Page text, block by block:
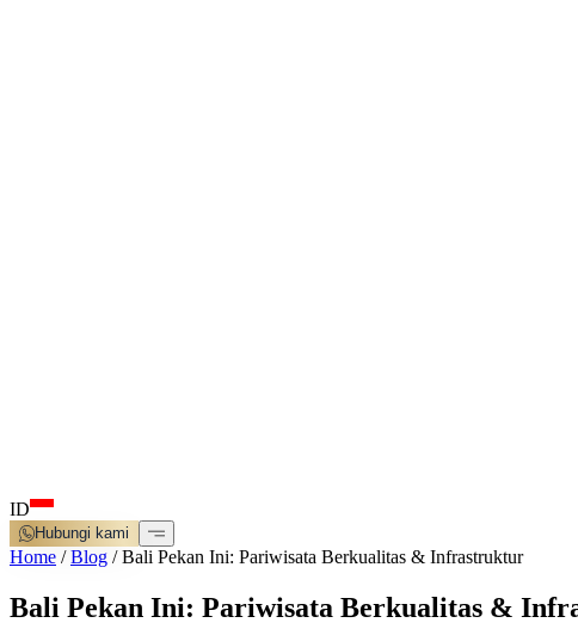
ID
Hubungi kami
Home /Blog /Bali Pekan Ini: Pariwisata Berkualitas & Infrastruktur
Bali Pekan Ini: Pariwisata Berkualitas &